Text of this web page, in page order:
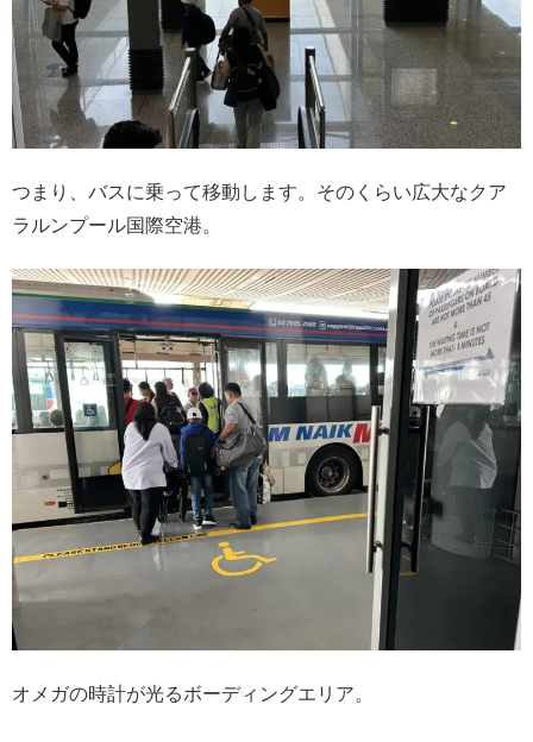
つまり、バスに乗って移動します。そのくらい広大なクア
ラルンプール国際空港。
オメガの時計が光るボーディングエリア。